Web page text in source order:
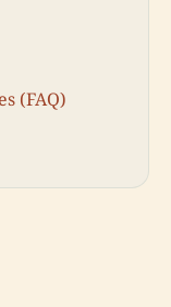
(FAQ)